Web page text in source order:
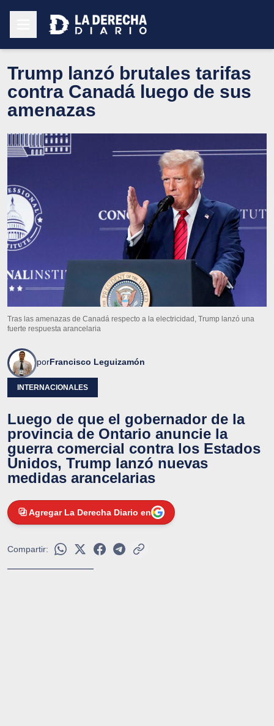
Trump lanzó brutales tarifas
contra Canadá luego de sus
amenazas
Tras las amenazas de Canadá respecto a la electricidad, Trump lanzó una
fuerte respuesta arancelaria
porFrancisco Leguizamón
INTERNACIONALES
Luego de que el gobernador de la
provincia de Ontario anuncie la
guerra comercial contra los Estados
Unidos, Trump lanzó nuevas
medidas arancelarias
Agregar La Derecha Diario en
Compartir: